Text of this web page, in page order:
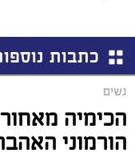
כתבות
נשים
הכימיה
הורמוני